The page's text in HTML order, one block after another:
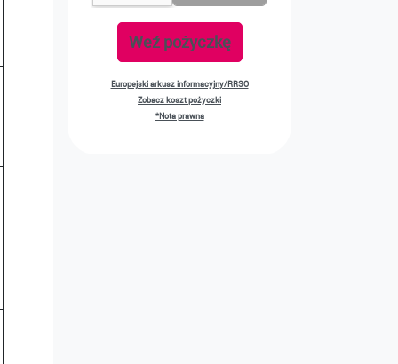
Europejski arkusz informacyjny/RRSO
Zobacz koszt pożyczki
*Nota prawna
Weź pożyczkę